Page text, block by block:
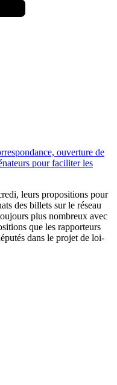
ouverture de
pour faciliter les
leurs propositions pour
des billets sur le réseau
plus nombreux avec
que les rapporteurs
dans le projet de loi-